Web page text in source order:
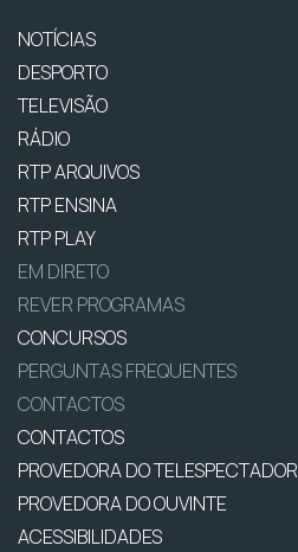
NOTÍCIAS
DESPORTO
TELEVISÃO
RÁDIO
RTP ARQUIVOS
RTP ENSINA
RTP PLAY
EM DIRETO
REVER PROGRAMAS
CONCURSOS
PERGUNTAS FREQUENTES
CONTACTOS
CONTACTOS
PROVEDORA DO TELESPECTADOR
PROVEDORA DO OUVINTE
ACESSIBILIDADES